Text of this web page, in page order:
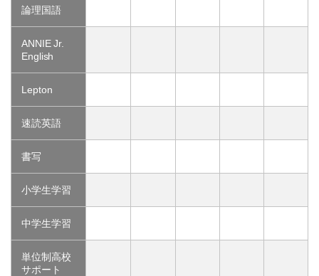
論理国語
ANNIE Jr.
English
Lepton
速読英語
書写
小学生学習
中学生学習
単位制高校
サポート